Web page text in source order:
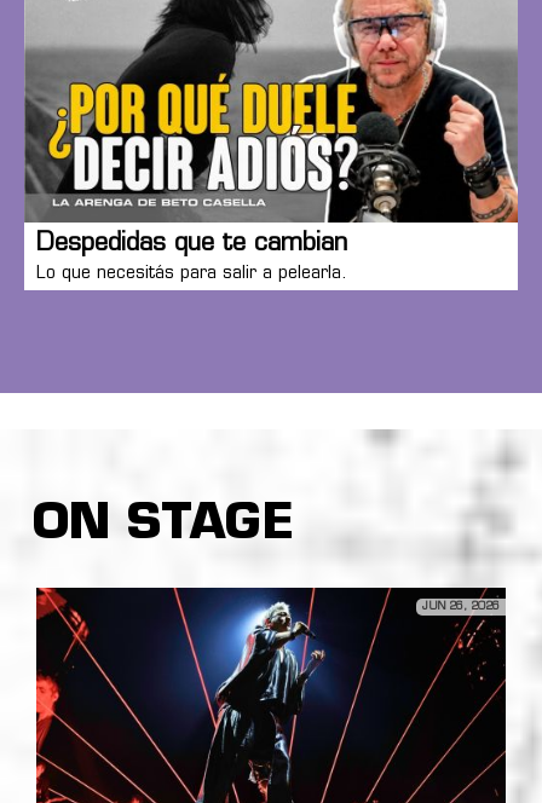
Despedidas que te cambian
Lo que necesitás para salir a pelearla.
ON STAGE
JUN 26, 2026